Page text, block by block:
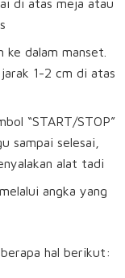
di atas meja atau
ke dalam manset.
1-2 cm di atas
“START/STOP”
sampai selesai,
alat tadi
angka yang
hal berikut: